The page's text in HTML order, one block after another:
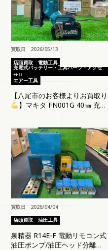
買取日 2026/05/13
店頭買取
電動工具
充電式バッテリー・工具パーツ・アクセ
サリ
エアー工具
【八尾市のお客様よりお買取り
】マキタ FN001G 40㎜ 充電
買取日 2026/04/04
店頭買取
油圧工具
泉精器 R14E-F 電動リモコン式
油圧ポンプ/油圧ヘッド分離式